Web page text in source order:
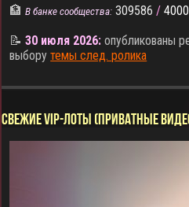
🏦В банке сообщества: 309586 / 4000
📝30 июля 2026: опубликованы
выборутемы след. ролика
СВЕЖИЕ VIP-ЛОТЫ (ПРИВАТНЫЕ